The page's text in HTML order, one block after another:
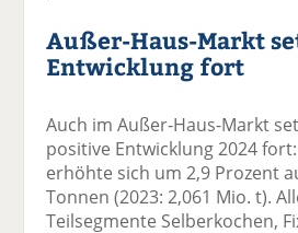
Außer-Haus-Markt
Entwicklung fort
Auch im Außer-Haus-Markt
positive Entwicklung 2024
erhöhte sich um 2,9 Prozent
Tonnen (2023: 2,061 Mio. t).
Teilsegmente Selberkochen,